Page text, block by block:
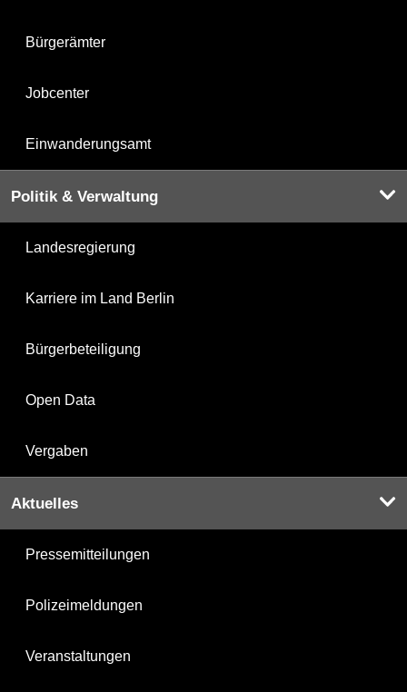
Bürgerämter
Jobcenter
Einwanderungsamt
Politik & Verwaltung
Landesregierung
Karriere im Land Berlin
Bürgerbeteiligung
Open Data
Vergaben
Aktuelles
Pressemitteilungen
Polizeimeldungen
Veranstaltungen